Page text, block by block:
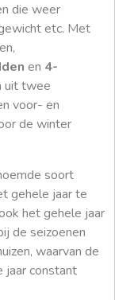
die weer
etc. Met
en 4-
uit twee
voor- en
de winter
soort
gehele jaar te
het gehele jaar
de seizoenen
waarvan de
jaar constant